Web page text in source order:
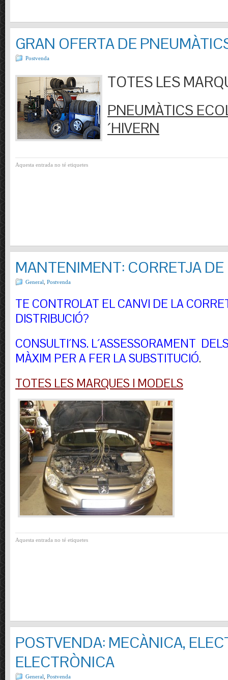
GRAN OFERTA DE
Postvenda
TOTES LES
PNEUMÀTICS
´HIVERN
Aquesta entrada no té etiquetes
MANTENIMENT: CORRETJA
General Postvenda
TE CONTROLAT EL CANVI DE LA
DISTRIBUCIÓ?
CONSULTI´NS. L´ASSESSORAMENT
MÀXIM PER A FER LA SUBSTITUCIÓ.
TOTES LES MARQUES I MODELS
Aquesta entrada no té etiquetes
POSTVENDA: MECÀNICA,
ELECTRÒNICA
General Postvenda